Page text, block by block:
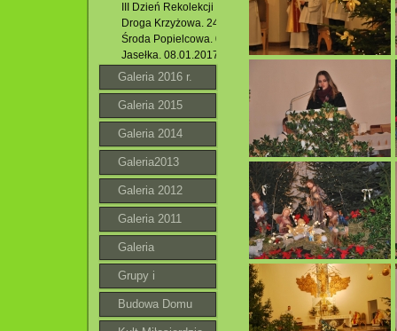
III Dzień Rekolekcji Wielkopostnych Zakończenie.
Droga Krzyżowa. 24.03.2017 r.
Środa Popielcowa. 01.03.2017 r.
Jasełka. 08.01.2017 r.
Galeria 2016 r.
Galeria 2015
Galeria 2014
Galeria2013
Galeria 2012
Galeria 2011
Galeria
Grupy i
wspólnoty
Budowa Domu